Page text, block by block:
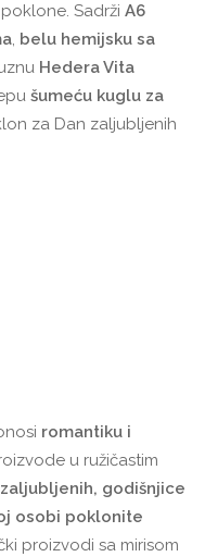
Sadrži A6
, belu hemijsku sa
Hedera Vita
šumeću kuglu za
za Dan zaljubljenih
romantiku i
u ružičastim
godišnjice
osobi poklonite
proizvodi sa mirisom